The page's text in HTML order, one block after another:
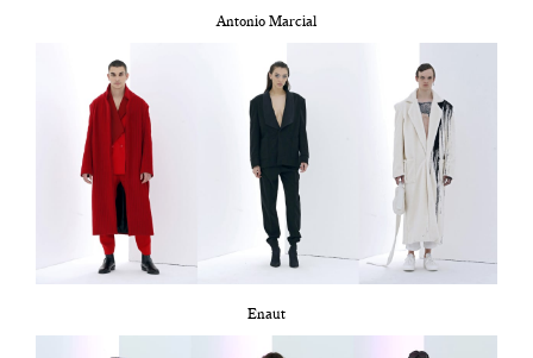
Antonio Marcial
Enaut